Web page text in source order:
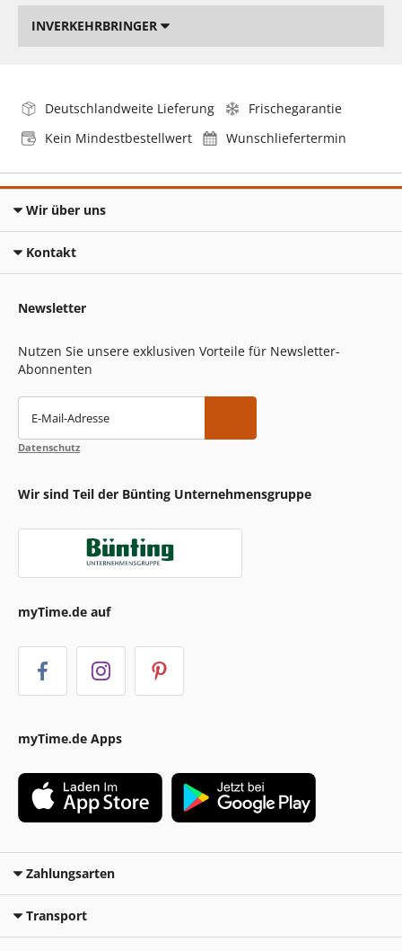
INVERKEHRBRINGER
Deutschlandweite Lieferung
Frischegarantie
Kein Mindestbestellwert
Wunschliefertermin
Wir über uns
Kontakt
Newsletter
Nutzen Sie unsere exklusiven Vorteile für Newsletter-
Abonnenten
E-Mail-Adresse
Datenschutz
Wir sind Teil der Bünting Unternehmensgruppe
myTime.de auf
myTime.de Apps
Zahlungsarten
Transport